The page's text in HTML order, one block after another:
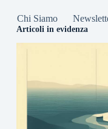
Chi Siamo
Articoli in evidenza